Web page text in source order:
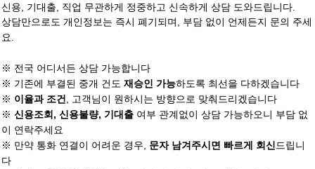
신용, 기대출, 직업 무관하게 정중하고 신속하게 상담 도와드립니다.
상담만으로도 개인정보는 즉시 폐기되며, 부담 없이 언제든지 문의 주세
요.
※ 전국 어디서든 상담 가능합니다
※ 기존에 부결된 중개 건도 재승인 가능하도록 최선을 다하겠습니다
※ 이율과 조건
, 고객님이 원하시는 방향으로 맞춰드리겠습니다
※ 신용조회, 신용불량, 기대출 여부 관계없이 상담 가능하오니 부담 없
이 연락주세요
※ 만약 통화 연결이 어려운 경우, 문자 남겨주시면 빠르게 회신 드립니
다